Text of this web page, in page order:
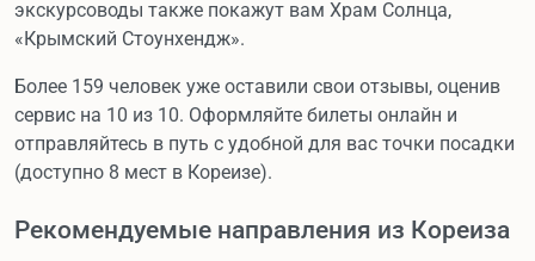
экскурсоводы также покажут вам Храм Солнца,
«Крымский Стоунхендж».
Более 159 человек уже оставили свои отзывы, оценив
сервис на 10 из 10. Оформляйте билеты онлайн и
отправляйтесь в путь с удобной для вас точки посадки
(доступно 8 мест в Кореизе).
Рекомендуемые направления из Кореиза